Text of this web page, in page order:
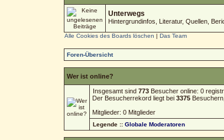
Unterwegs
Hintergrundinfos, Literatur, Quellen,
Alle Cookies des Boards löschen | Das Team
Foren-Übersicht
Wer ist online?
Insgesamt sind 773Besucher online: 0
Der Besucherrekord liegt bei 3375
Mitglieder: 0 Mitglieder
Legende :: Globale Moderatoren